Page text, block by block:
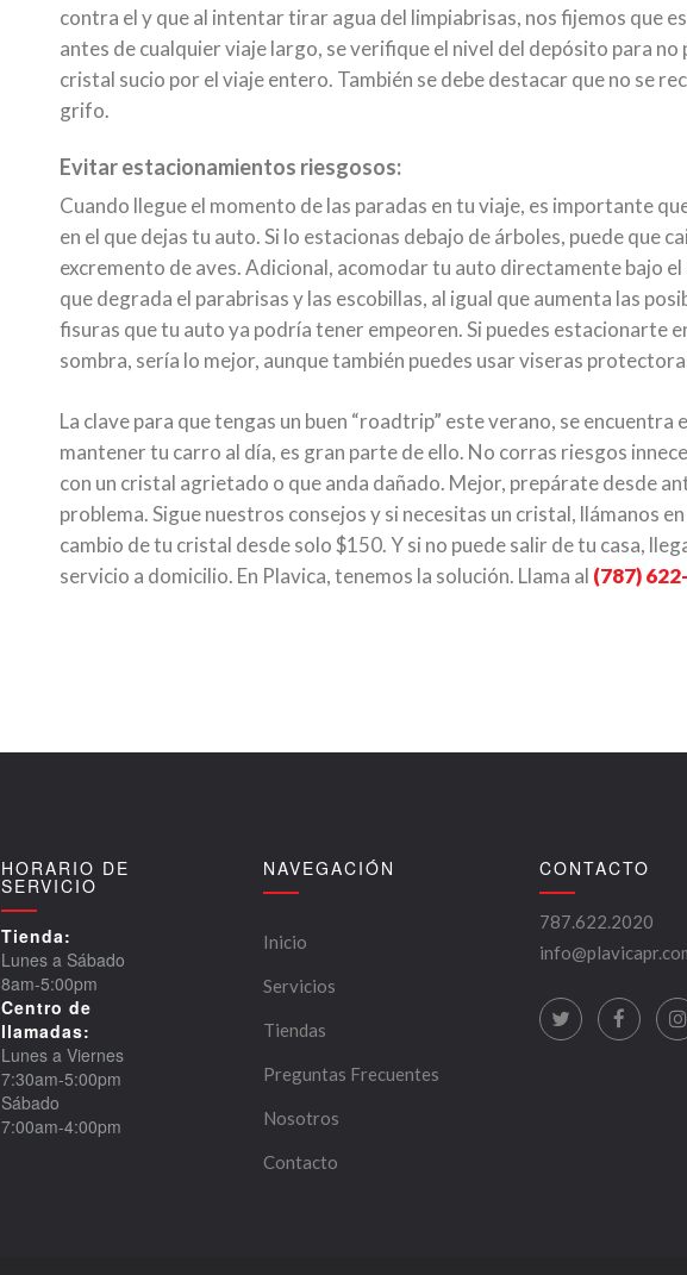
contra el y que al intentar tirar agua del limpiabrisas, nos fijemos que
antes de cualquier viaje largo, se verifique el nivel del depósito para no
cristal sucio por el viaje entero. También se debe destacar que no se
grifo.
Evitar estacionamientos riesgosos:
Cuando llegue el momento de las paradas en tu viaje, es importante
en el que dejas tu auto. Si lo estacionas debajo de árboles, puede que
excremento de aves. Adicional, acomodar tu auto directamente bajo
que degrada el parabrisas y las escobillas, al igual que aumenta las
fisuras que tu auto ya podría tener empeoren. Si puedes estacionarte
sombra, sería lo mejor, aunque también puedes usar viseras
La clave para que tengas un buen “roadtrip” este verano, se encuentra
mantener tu carro al día, es gran parte de ello. No corras riesgos
con un cristal agrietado o que anda dañado. Mejor, prepárate desde
problema. Sigue nuestros consejos y si necesitas un cristal, llámanos
cambio de tu cristal desde solo $150. Y si no puede salir de tu casa,
servicio a domicilio. En Plavica, tenemos la solución. Llama al (787)
HORARIO DE
SERVICIO
Tienda:
Lunes a Sábado
8am-5:00pm
Centro de
llamadas:
Lunes a Viernes
7:30am-5:00pm
Sábado
7:00am-4:00pm
NAVEGACIÓN
Inicio
Servicios
Tiendas
Preguntas Frecuentes
Nosotros
Contacto
CONTACTO
787.622.2020